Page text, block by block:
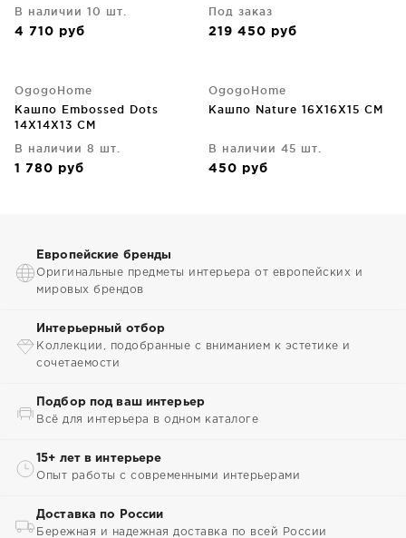
В наличии 10 шт.
4 710 руб
Под заказ
219 450 руб
OgogoHome
Кашпо Embossed Dots
14X14X13 CM
В наличии 8 шт.
1 780 руб
OgogoHome
Кашпо Nature 16X16X15 CM
В наличии 45 шт.
450 руб
Европейские бренды
Оригинальные предметы интерьера от европейских и
мировых брендов
Интерьерный отбор
Коллекции, подобранные с вниманием к эстетике и
сочетаемости
Подбор под ваш интерьер
Всё для интерьера в одном каталоге
15+ лет в интерьере
Опыт работы с современными интерьерами
Доставка по России
Бережная и надежная доставка по всей России